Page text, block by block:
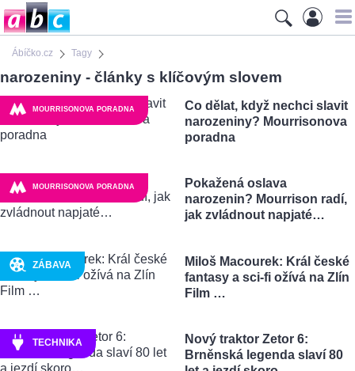
Ábíčko.cz Tagy
narozeniny - články s klíčovým slovem
MOURRISONOVA PORADNA
Co dělat, když nechci slavit
narozeniny? Mourrisonova
poradna
MOURRISONOVA PORADNA
Pokažená oslava
narozenin? Mourrison radí,
jak zvládnout napjaté…
ZÁBAVA
Miloš Macourek: Král české
fantasy a sci-fi ožívá na Zlín
Film …
TECHNIKA
Nový traktor Zetor 6:
Brněnská legenda slaví 80